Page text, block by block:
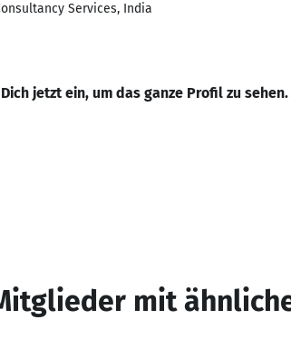
Services, India
jetzt ein, um das ganze Profil zu sehen.
mit